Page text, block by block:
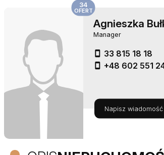
Agnieszka
Manager
33 815 18 18
+48 602 551
Napisz wiadomość
34
OFERT